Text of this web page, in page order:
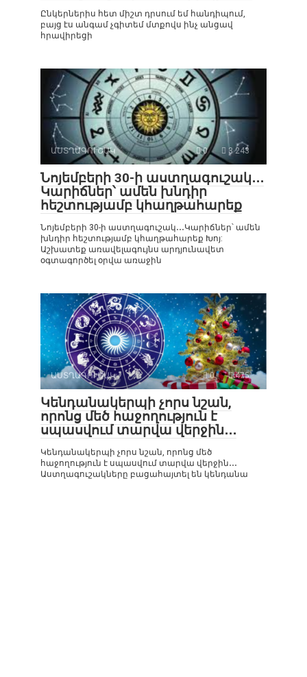
Ընկերներիս հետ միշտ դրսում եմ հանդիպում,
բայց էս անգամ չգիտեմ մտքովս ինչ անցավ
հրավիրեցի
ԱՍՏՂԱԳՈՒՇԱԿ 0 3 243
Նոյեմբերի 30-ի աստղագուշակ․․․
Կարիճներ՝ ամեն խնդիր
հեշտությամբ կհաղթահարեք
Նոյեմբերի 30-ի աստղագուշակ․․․Կարիճներ՝ ամեն
խնդիր հեշտությամբ կհաղթահարեք Խոյ:
Աշխատեք առավելագույնս արդյունավետ
օգտագործել օրվա առաջին
ԱՍՏՂԱԳՈՒՇԱԿ 0 475
Կենդանակերպի չորս նշան,
որոնց մեծ հաջողություն է
սպասվում տարվա վերջին․․․
Կենդանակերպի չորս նշան, որոնց մեծ
հաջողություն է սպասվում տարվա վերջին․․․
Աստղագուշակները բացահայտել են կենդանա